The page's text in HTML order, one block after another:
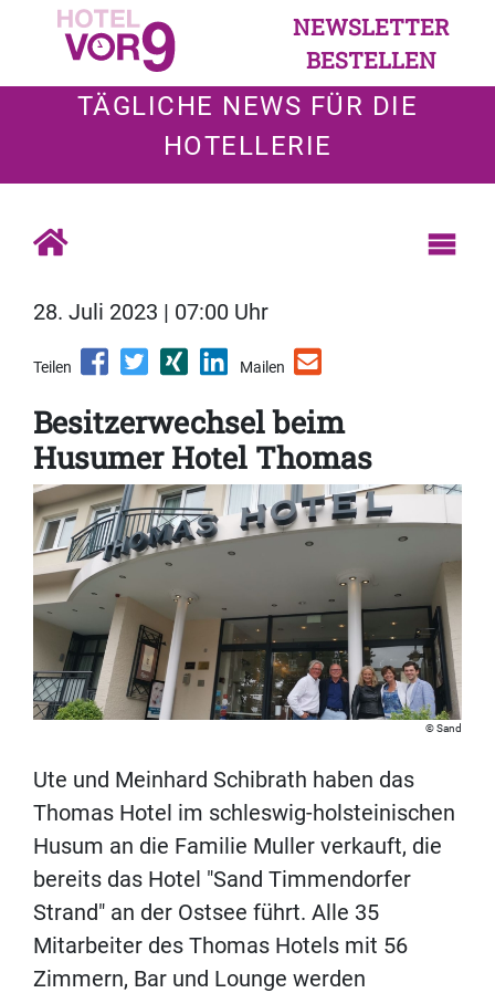
NEWSLETTER
BESTELLEN
TÄGLICHE NEWS FÜR DIE
HOTELLERIE
28. Juli 2023 | 07:00 Uhr
Teilen Mailen
Besitzerwechsel beim
Husumer Hotel Thomas
Sand
Ute und Meinhard Schibrath haben das
Thomas Hotel im schleswig-holsteinischen
Husum an die Familie Muller verkauft, die
bereits das Hotel "Sand Timmendorfer
Strand" an der Ostsee führt. Alle 35
Mitarbeiter des Thomas Hotels mit 56
Zimmern, Bar und Lounge werden